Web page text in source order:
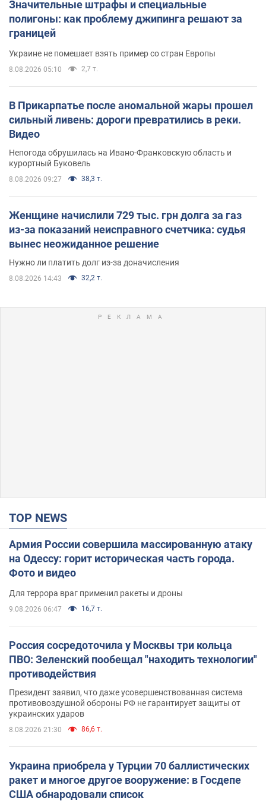
Значительные штрафы и специальные
полигоны: как проблему джипинга решают за
границей
Украине не помешает взять пример со стран Европы
8.08.2026 05:10 2,7 т.
В Прикарпатье после аномальной жары прошел
сильный ливень: дороги превратились в реки.
Видео
Непогода обрушилась на Ивано-Франковскую область и
курортный Буковель
8.08.2026 09:27 38,3 т.
Женщине начислили 729 тыс. грн долга за газ
из-за показаний неисправного счетчика: судья
вынес неожиданное решение
Нужно ли платить долг из-за доначисления
8.08.2026 14:43 32,2 т.
TOP NEWS
Армия России совершила массированную атаку
на Одессу: горит историческая часть города.
Фото и видео
Для террора враг применил ракеты и дроны
9.08.2026 06:47 16,7 т.
Россия сосредоточила у Москвы три кольца
ПВО: Зеленский пообещал "находить технологии"
противодействия
Президент заявил, что даже усовершенствованная система
противовоздушной обороны РФ не гарантирует защиты от
украинских ударов
8.08.2026 21:30 86,6 т.
Украина приобрела у Турции 70 баллистических
ракет и многое другое вооружение: в Госдепе
США обнародовали список